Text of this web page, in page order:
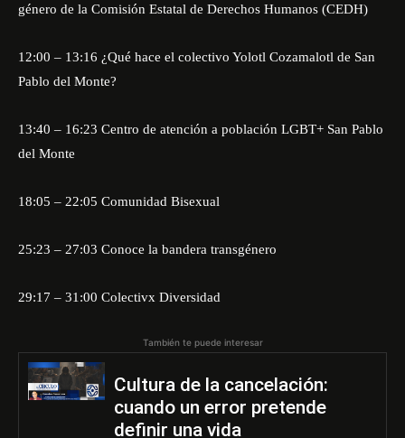
género de la Comisión Estatal de Derechos Humanos (CEDH)
12:00 – 13:16 ¿Qué hace el colectivo Yolotl Cozamalotl de San
Pablo del Monte?
13:40 – 16:23 Centro de atención a población LGBT+ San Pablo
del Monte
18:05 – 22:05 Comunidad Bisexual
25:23 – 27:03 Conoce la bandera transgénero
29:17 – 31:00 Colectivx Diversidad
También te puede interesar
Cultura de la cancelación:
cuando un error pretende
definir una vida